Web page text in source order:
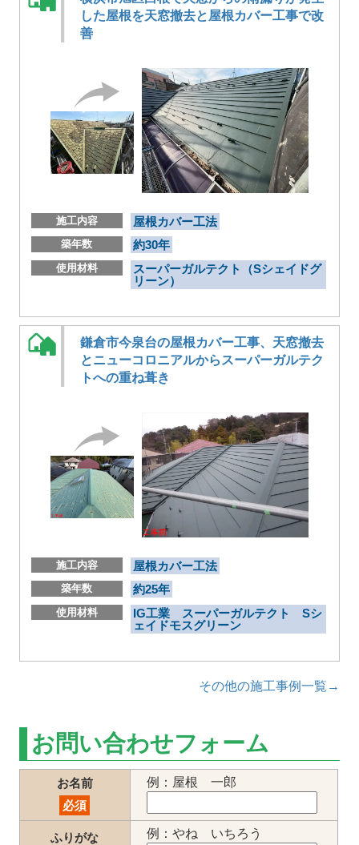
した屋根を天窓撤去と屋根カバー工事で改
善
施工内容 屋根カバー工法
築年数 約30年
使用材料
スーパーガルテクト（Sシェイドグ
リーン）
鎌倉市今泉台の屋根カバー工事、天窓撤去
とニューコロニアルからスーパーガルテク
トへの重ね葺き
施工内容 屋根カバー工法
築年数 約25年
使用材料
IG工業 スーパーガルテクト Sシ
ェイドモスグリーン
その他の施工事例一覧→
お問い合わせフォーム
お名前
必須
例：屋根 一郎
ふりがな
例：やね いちろう